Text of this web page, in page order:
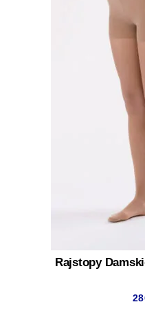
Rajstopy